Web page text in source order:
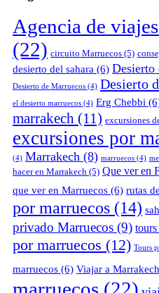
Agencia de
(22) circuito Marruecos (5)
desierto del sahara (6) Desierto
Desierto de Marruecos (4) Desierto
el desierto marruecos (4) Erg Chebbi
marrakech (11) excursiones
excursiones por
(4) Marrakech (8) marruecos (4)
hacer en Marrakech (5) Que ver en
que ver en Marruecos (6) rutas
por marruecos (14)
privado Marruecos (9)
por marruecos (12) Tours
marruecos (6) Viajar a Marrakech